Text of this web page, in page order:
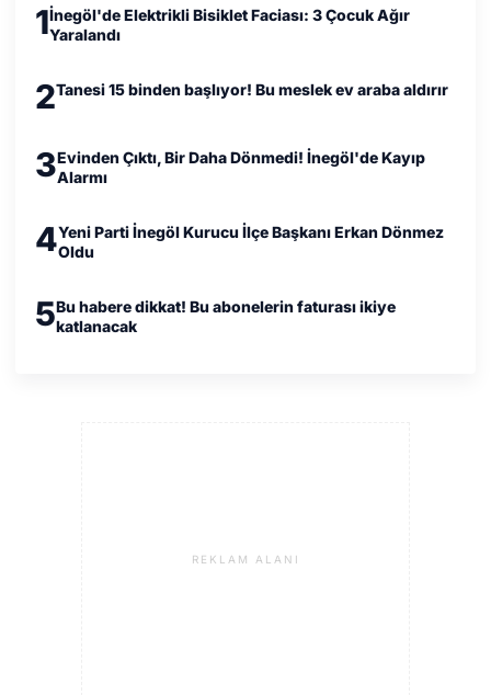
1İnegöl'de Elektrikli Bisiklet Faciası: 3 Çocuk Ağır
Yaralandı
2Tanesi 15 binden başlıyor! Bu meslek ev araba aldırır
3Evinden Çıktı, Bir Daha Dönmedi! İnegöl'de Kayıp
Alarmı
4Yeni Parti İnegöl Kurucu İlçe Başkanı Erkan Dönmez
Oldu
5Bu habere dikkat! Bu abonelerin faturası ikiye
katlanacak
REKLAM ALANI